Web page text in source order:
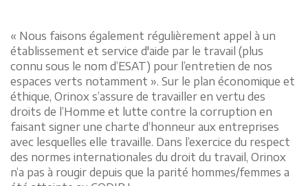
« Nous faisons également régulièrement appel à un
établissement et service d'aide par le travail (plus
connu sous le nom d’ESAT) pour l’entretien de nos
espaces verts notamment ». Sur le plan économique et
éthique, Orinox s’assure de travailler en vertu des
droits de l’Homme et lutte contre la corruption en
faisant signer une charte d’honneur aux entreprises
avec lesquelles elle travaille. Dans l’exercice du respect
des normes internationales du droit du travail, Orinox
n’a pas à rougir depuis que la parité hommes/femmes a